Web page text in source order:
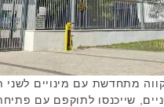
מתחדשת עם מינויים לשני
שייכנסו לתוקפם עם